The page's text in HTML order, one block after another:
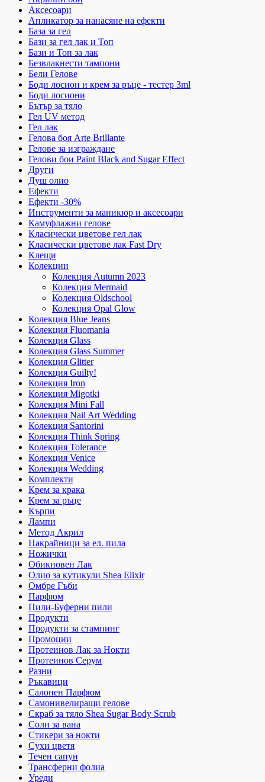
Аксесоари
Апликатор за нанасяне на ефекти
База за гел
Бази за гел лак и Топ
Бази и Топ за лак
Безвлакнести тампони
Бели Гелове
Боди лосион и крем за ръце - тестер 3ml
Боди лосиони
Бътър за тяло
Гел UV метод
Гел лак
Гелова боя Arte Brillante
Гелове за изграждане
Гелови бои Paint Black and Sugar Effect
Други
Душ олио
Ефекти
Ефекти -30%
Инструменти за маникюр и аксесоари
Камуфлажни гелове
Класически цветове гел лак
Класически цветове лак Fast Dry
Клещи
Колекции
Колекция Autumn 2023
Колекция Mermaid
Колекция Oldschool
Колекция Opal Glow
Колекция Blue Jeans
Колекция Fluomania
Колекция Glass
Колекция Glass Summer
Колекция Glitter
Колекция Guilty!
Колекция Iron
Колекция Migotki
Колекция Mini Fall
Колекция Nail Art Wedding
Колекция Santorini
Колекция Think Spring
Колекция Tolerance
Колекция Venice
Колекция Wedding
Комплекти
Крем за крака
Крем за ръце
Кърпи
Лампи
Метод Акрил
Накрайници за ел. пила
Ножички
Обикновен Лак
Олио за кутикули Shea Elixir
Омбре Гъби
Парфюм
Пили-Буферни пили
Продукти
Продукти за стампинг
Промоции
Протеинов Лак за Нокти
Протеинов Серум
Разни
Ръкавици
Салонен Парфюм
Самонивелиращи гелове
Скраб за тяло Shea Sugar Body Scrub
Соли за вана
Стикери за нокти
Сухи цветя
Течен сапун
Трансферни фолиа
Уреди